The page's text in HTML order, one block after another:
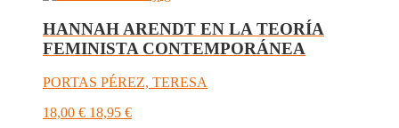
HANNAH ARENDT EN LA TEORÍA
FEMINISTA CONTEMPORÁNEA
PORTAS PÉREZ, TERESA
18,00 € 18,95 €